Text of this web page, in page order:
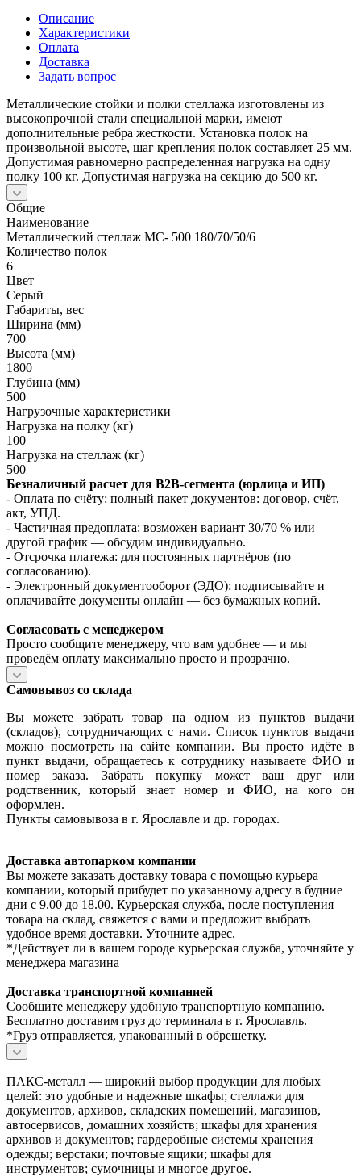
Описание
Характеристики
Оплата
Доставка
Задать вопрос
Металлические стойки и полки стеллажа изготовлены из
высокопрочной стали специальной марки, имеют
дополнительные ребра жесткости. Установка полок на
произвольной высоте, шаг крепления полок составляет 25 мм.
Допустимая равномерно распределенная нагрузка на одну
полку 100 кг. Допустимая нагрузка на секцию до 500 кг.
Общие
Наименование
Металлический стеллаж МС- 500 180/70/50/6
Количество полок
6
Цвет
Серый
Габариты, вес
Ширина (мм)
700
Высота (мм)
1800
Глубина (мм)
500
Нагрузочные характеристики
Нагрузка на полку (кг)
100
Нагрузка на стеллаж (кг)
500
Безналичный расчет для B2B‑сегмента (юрлица и ИП)
- Оплата по счёту: полный пакет документов: договор, счёт,
акт, УПД.
- Частичная предоплата: возможен вариант 30/70 % или
другой график — обсудим индивидуально.
- Отсрочка платежа: для постоянных партнёров (по
согласованию).
- Электронный документооборот (ЭДО): подписывайте и
оплачивайте документы онлайн — без бумажных копий.
Согласовать с менеджером
Просто сообщите менеджеру, что вам удобнее — и мы
проведём оплату максимально просто и прозрачно.
Самовывоз со склада
Вы можете забрать товар на одном из пунктов выдачи
(складов), сотрудничающих с нами. Список пунктов выдачи
можно посмотреть на сайте компании. Вы просто идёте в
пункт выдачи, обращаетесь к сотруднику называете ФИО и
номер заказа. Забрать покупку может ваш друг или
родственник, который знает номер и ФИО, на кого он
оформлен.
Пункты самовывоза в г. Ярославле и др. городах.
Доставка автопарком компании
Вы можете заказать доставку товара с помощью курьера
компании, который прибудет по указанному адресу в будние
дни с 9.00 до 18.00. Курьерская служба, после поступления
товара на склад, свяжется с вами и предложит выбрать
удобное время доставки. Уточните адрес.
*Действует ли в вашем городе курьерская служба, уточняйте у
менеджера магазина
Доставка транспортной компанией
Сообщите менеджеру удобную транспортную компанию.
Бесплатно доставим груз до терминала в г. Ярославль.
*Груз отправляется, упакованный в обрешетку.
ПАКС-металл — широкий выбор продукции для любых
целей: это удобные и надежные шкафы; стеллажи для
документов, архивов, складских помещений, магазинов,
автосервисов, домашних хозяйств; шкафы для хранения
архивов и документов; гардеробные системы хранения
одежды; верстаки; почтовые ящики; шкафы для
инструментов; сумочницы и многое другое.